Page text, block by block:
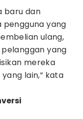
baru dan
yang
ulang,
yang
mereka
lain,” kata